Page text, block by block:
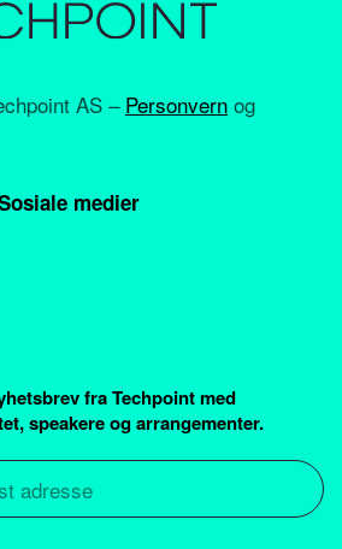
AS – Personvern og
medier
fra Techpoint med
speakere og arrangementer.